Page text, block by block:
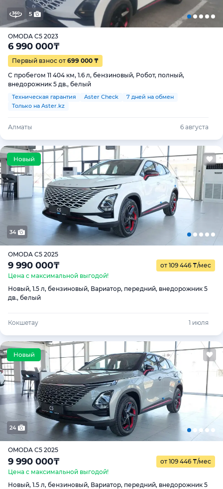
5
OMODA C5 2023
6 990 000₸
Первый взнос от 699 000 ₸
С пробегом 11 404 км, 1.6 л, бензиновый, Робот, полный,
внедорожник 5 дв., белый
Техническая гарантия Aster Check
7 дней на обмен
Только на Aster.kz
Алматы 6 августа
34
OMODA C5 2025
9 990 000₸ от 109 446 ₸/мес
Цена с максимальной выгодой!
Новый, 1.5 л, бензиновый, Вариатор, передний, внедорожник 5
дв., белый
Кокшетау 1 июля
24
OMODA C5 2025
9 990 000₸ от 109 446 ₸/мес
Цена с максимальной выгодой!
Новый, 1.5 л, бензиновый, Вариатор, передний, внедорожник 5